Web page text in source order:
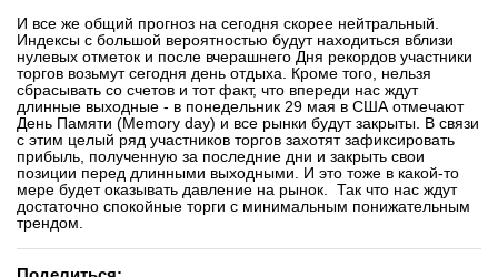
И все же общий прогноз на сегодня скорее нейтральный.
Индексы с большой вероятностью будут находиться вблизи
нулевых отметок и после вчерашнего Дня рекордов участники
торгов возьмут сегодня день отдыха. Кроме того, нельзя
сбрасывать со счетов и тот факт, что впереди нас ждут
длинные выходные - в понедельник 29 мая в США отмечают
День Памяти (Memory day) и все рынки будут закрыты. В связи
с этим целый ряд участников торгов захотят зафиксировать
прибыль, полученную за последние дни и закрыть свои
позиции перед длинными выходными. И это тоже в какой-то
мере будет оказывать давление на рынок. Так что нас ждут
достаточно спокойные торги с минимальным понижательным
трендом.